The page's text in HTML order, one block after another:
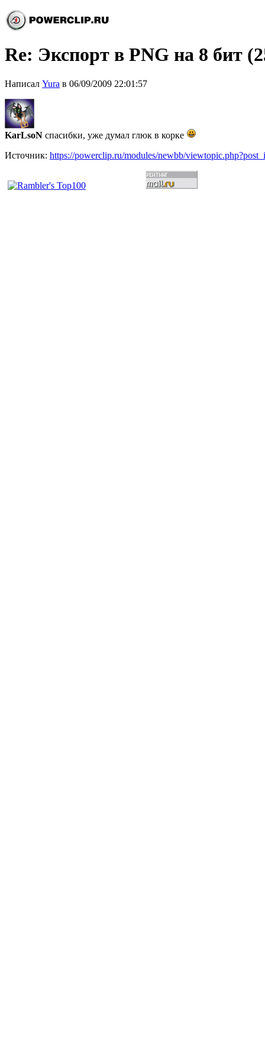
Re: Экспорт в PNG на 8 бит
Написал Yura в 06/09/2009 22:01:57
KarLsoN спасибки, уже думал глюк в корке
Источник: https://powerclip.ru/modules/newbb/